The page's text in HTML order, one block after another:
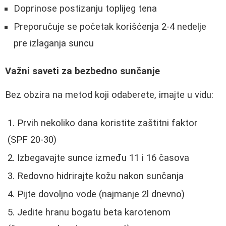
Doprinose postizanju toplijeg tena
Preporučuje se početak korišćenja 2-4 nedelje
pre izlaganja suncu
Važni saveti za bezbedno sunčanje
Bez obzira na metod koji odaberete, imajte u vidu:
Prvih nekoliko dana koristite zaštitni faktor
(SPF 20-30)
Izbegavajte sunce između 11 i 16 časova
Redovno hidrirajte kožu nakon sunčanja
Pijte dovoljno vode (najmanje 2l dnevno)
Jedite hranu bogatu beta karotenom